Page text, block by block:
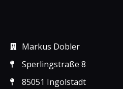
Markus Dobler
Sperlingstraße 8
85051 Ingolstadt